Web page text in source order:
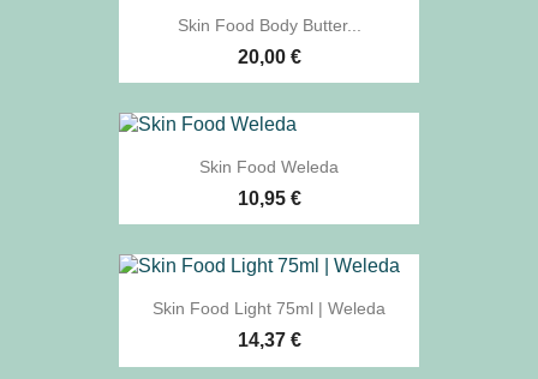
Skin Food Body Butter...
20,00 €
Skin Food Weleda
10,95 €
Skin Food Light 75ml | Weleda
14,37 €